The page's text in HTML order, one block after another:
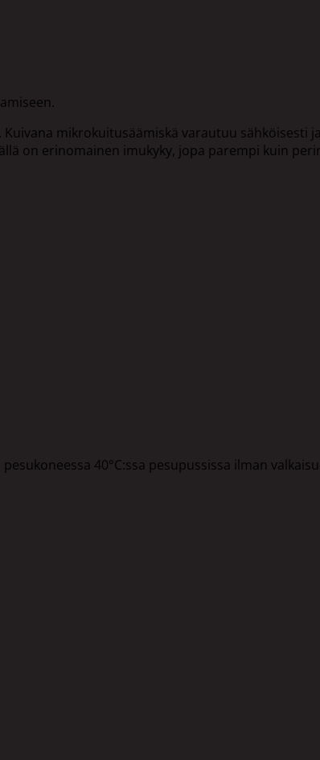
mikrokuitusäämiskä varautuu sähköisesti
on erinomainen imukyky, jopa parempi kuin
40°C:ssa pesupussissa ilman